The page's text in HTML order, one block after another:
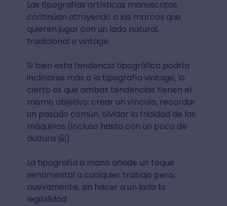
Las tipografías artísticas manuscritas
continúan atrayendo a las marcas que
quieren jugar con un lado natural,
tradicional o vintage.
Si bien esta tendencia tipográfica podría
inclinarse más a la tipografía vintage, lo
cierto es que ambas tendencias tienen el
mismo objetivo: crear un vínculo, recordar
un pasado común, olvidar la frialdad de las
máquinas (incluso hasta con un poco de
dulzura 🤗).
La tipografía a mano añade un toque
sentimental a cualquier trabajo pero,
nuevamente, sin hacer a un lado la
legibilidad.